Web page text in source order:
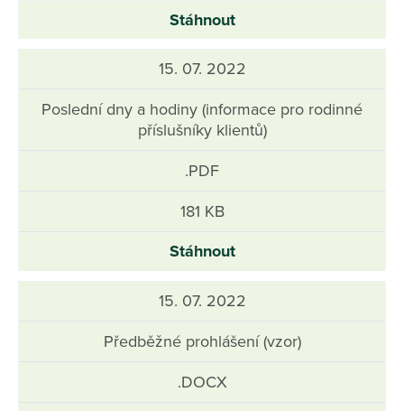
Stáhnout
15. 07. 2022
Poslední dny a hodiny (informace pro rodinné
příslušníky klientů)
.PDF
181 KB
Stáhnout
15. 07. 2022
Předběžné prohlášení (vzor)
.DOCX